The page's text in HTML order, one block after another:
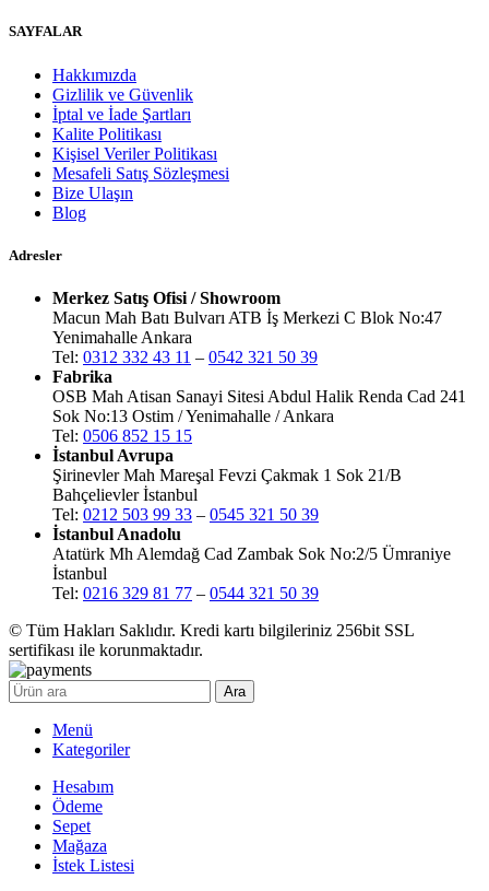
SAYFALAR
Hakkımızda
Gizlilik ve Güvenlik
İptal ve İade Şartları
Kalite Politikası
Kişisel Veriler Politikası
Mesafeli Satış Sözleşmesi
Bize Ulaşın
Blog
Adresler
Merkez Satış Ofisi / Showroom
Macun Mah Batı Bulvarı ATB İş Merkezi C Blok No:47
Yenimahalle Ankara
Tel: 0312 332 43 11 – 0542 321 50 39
Fabrika
OSB Mah Atisan Sanayi Sitesi Abdul Halik Renda Cad 241
Sok No:13 Ostim / Yenimahalle / Ankara
Tel: 0506 852 15 15
İstanbul Avrupa
Şirinevler Mah Mareşal Fevzi Çakmak 1 Sok 21/B
Bahçelievler İstanbul
Tel: 0212 503 99 33 – 0545 321 50 39
İstanbul Anadolu
Atatürk Mh Alemdağ Cad Zambak Sok No:2/5 Ümraniye
İstanbul
Tel: 0216 329 81 77 – 0544 321 50 39
© Tüm Hakları Saklıdır. Kredi kartı bilgileriniz 256bit SSL
sertifikası ile korunmaktadır.
Ara
Menü
Kategoriler
Hesabım
Ödeme
Sepet
Mağaza
İstek Listesi